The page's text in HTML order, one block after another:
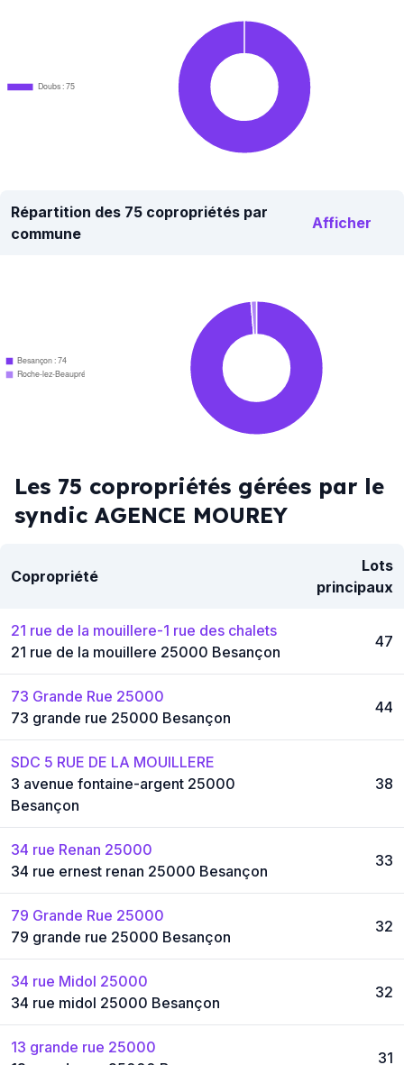
Doubs : 75
Répartition des 75 copropriétés par
commune
Afficher
Besançon : 74
Roche-lez-Beaupré : 1
Les 75 copropriétés gérées par le
syndic AGENCE MOUREY
Copropriété
Lots
principaux
21 rue de la mouillere-1 rue des chalets
21 rue de la mouillere 25000 Besançon
47
73 Grande Rue 25000
73 grande rue 25000 Besançon
44
SDC 5 RUE DE LA MOUILLERE
3 avenue fontaine-argent 25000
Besançon
38
34 rue Renan 25000
34 rue ernest renan 25000 Besançon
33
79 Grande Rue 25000
79 grande rue 25000 Besançon
32
34 rue Midol 25000
34 rue midol 25000 Besançon
32
13 grande rue 25000
31